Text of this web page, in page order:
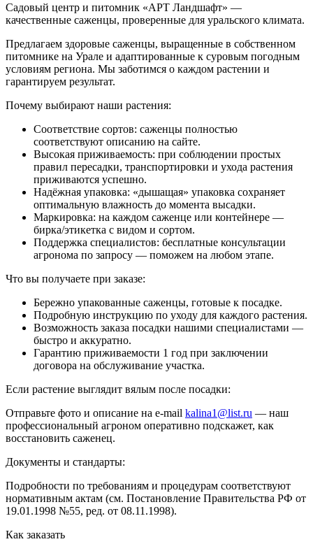
Садовый центр и питомник «АРТ Ландшафт» —
качественные саженцы, проверенные для уральского климата.
Предлагаем здоровые саженцы, выращенные в собственном
питомнике на Урале и адаптированные к суровым погодным
условиям региона. Мы заботимся о каждом растении и
гарантируем результат.
Почему выбирают наши растения:
Соответствие сортов: саженцы полностью
соответствуют описанию на сайте.
Высокая приживаемость: при соблюдении простых
правил пересадки, транспортировки и ухода растения
приживаются успешно.
Надёжная упаковка: «дышащая» упаковка сохраняет
оптимальную влажность до момента высадки.
Маркировка: на каждом саженце или контейнере —
бирка/этикетка с видом и сортом.
Поддержка специалистов: бесплатные консультации
агронома по запросу — поможем на любом этапе.
Что вы получаете при заказе:
Бережно упакованные саженцы, готовые к посадке.
Подробную инструкцию по уходу для каждого растения.
Возможность заказа посадки нашими специалистами —
быстро и аккуратно.
Гарантию приживаемости 1 год при заключении
договора на обслуживание участка.
Если растение выглядит вялым после посадки:
Отправьте фото и описание на e-mail kalina1@list.ru — наш
профессиональный агроном оперативно подскажет, как
восстановить саженец.
Документы и стандарты:
Подробности по требованиям и процедурам соответствуют
нормативным актам (см. Постановление Правительства РФ от
19.01.1998 №55, ред. от 08.11.1998).
Как заказать